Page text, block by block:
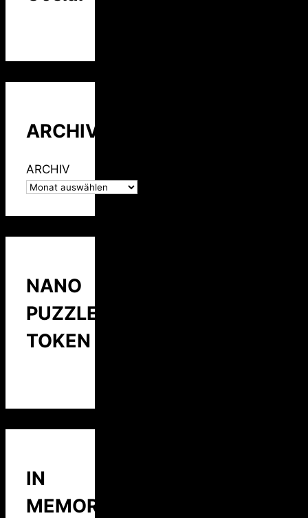
ARCHIV
ARCHIV
NANO
PUZZLE
TOKEN
IN
MEMORY